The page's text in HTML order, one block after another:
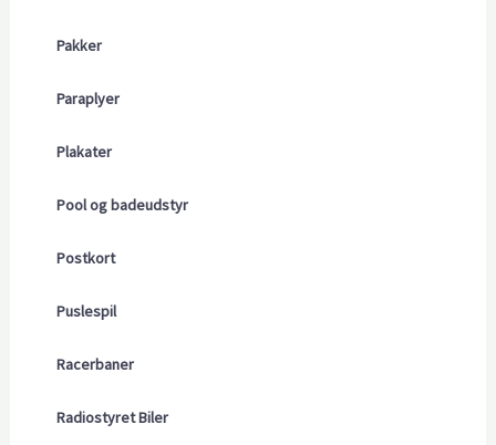
Pakker
Paraplyer
Plakater
Pool og badeudstyr
Postkort
Puslespil
Racerbaner
Radiostyret Biler